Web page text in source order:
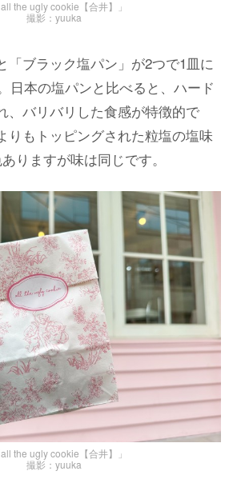
all the ugly cookie【合井】」
撮影：yuuka
「ブラック塩パン」が2つで1皿に
日本の塩パンと比べると、ハード
、バリバリした食感が特徴的で
りもトッピングされた粒塩の塩味
りますが味は同じです。
all the ugly cookie【合井】」
撮影：yuuka